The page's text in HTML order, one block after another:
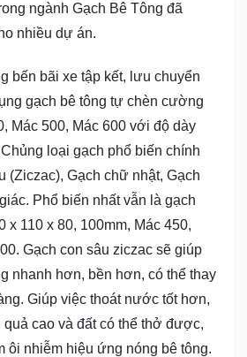
ngành Gạch Bê Tông đã
nhiều dự án.
bến bãi xe tập kết, lưu chuyển
gạch bê tông tự chèn cường
Mác 500, Mác 600 với độ dày
loại gạch phổ biến chính
(Ziczac), Gạch chữ nhật, Gạch
Phổ biến nhất vẫn là gạch
x 110 x 80, 100mm, Mác 450,
Gạch con sâu ziczac sẽ giúp
nhanh hơn, bền hơn, có thể thay
Giúp việc thoát nước tốt hơn,
cao và đất có thể thở được,
ôi nhiễm hiệu ứng nóng bê tông.